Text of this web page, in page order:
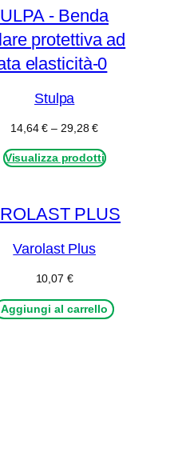
Stulpa
14,64€ – 29,28€Fascia
prezzo:
29,28 €
Visualizza prodotti
Varolast Plus
10,07 €
Aggiungi al carrello